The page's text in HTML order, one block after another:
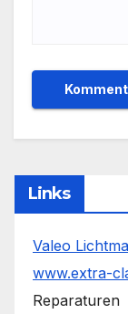
Links
Valeo
www.extra-
Reparaturen